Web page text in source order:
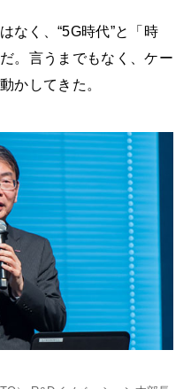
なく、“5G時代”と「時
。言うまでもなく、ケー
かしてきた。